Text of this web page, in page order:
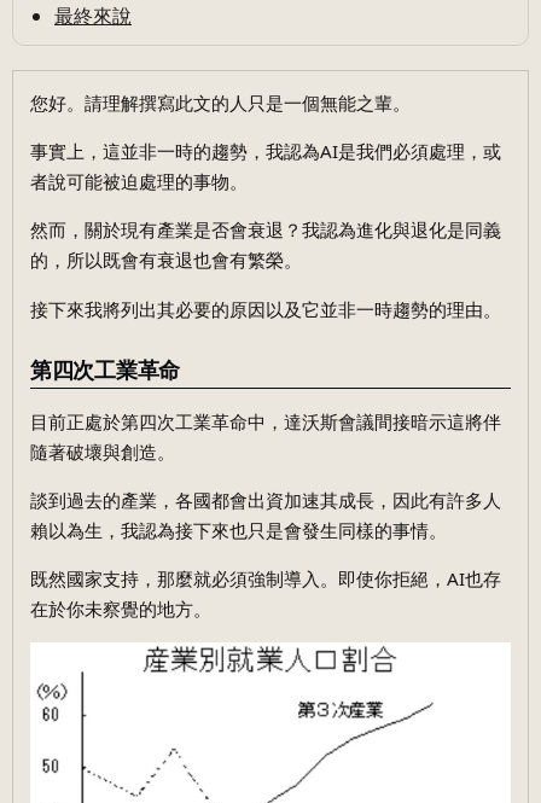
最終來說
您好。請理解撰寫此文的人只是一個無能之輩。
事實上，這並非一時的趨勢，我認為AI是我們必須處理，或
者說可能被迫處理的事物。
然而，關於現有產業是否會衰退？我認為進化與退化是同義
的，所以既會有衰退也會有繁榮。
接下來我將列出其必要的原因以及它並非一時趨勢的理由。
第四次工業革命
目前正處於第四次工業革命中，達沃斯會議間接暗示這將伴
隨著破壞與創造。
談到過去的產業，各國都會出資加速其成長，因此有許多人
賴以為生，我認為接下來也只是會發生同樣的事情。
既然國家支持，那麼就必須強制導入。即使你拒絕，AI也存
在於你未察覺的地方。